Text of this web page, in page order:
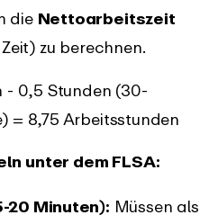
die Nettoarbeitszeit
zu berechnen.
- 0,5 Stunden (30-
= 8,75 Arbeitsstunden
unter dem FLSA:
20 Minuten): Müssen als